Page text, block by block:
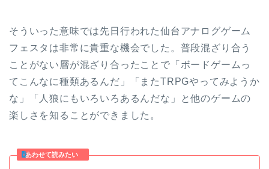
そういった意味では先日行われた仙台アナログゲーム
フェスタは非常に貴重な機会でした。普段混ざり合う
ことがない層が混ざり合ったことで「ボードゲームっ
てこんなに種類あるんだ」「またTRPGやってみようか
な」「人狼にもいろいろあるんだな」と他のゲームの
楽しさを知ることができました。